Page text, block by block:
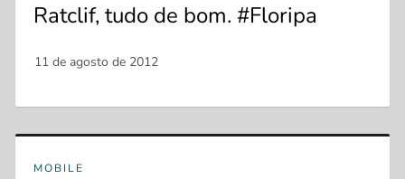
Ratclif, tudo de bom. #Floripa
MOBILE